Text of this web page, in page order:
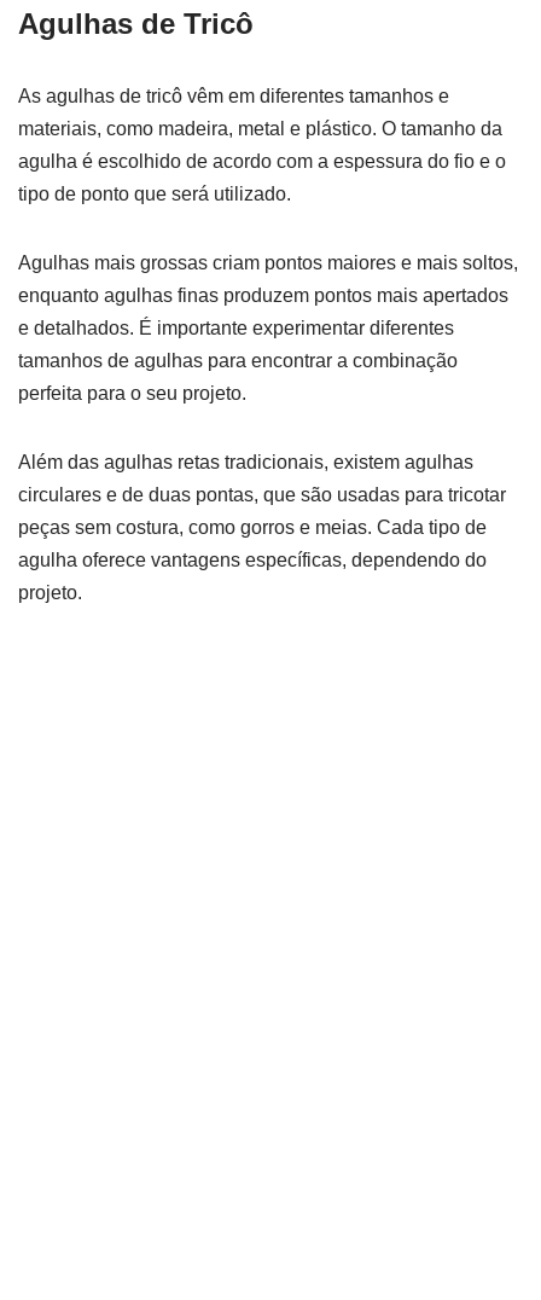
Agulhas de Tricô
As agulhas de tricô vêm em diferentes tamanhos e
materiais, como madeira, metal e plástico. O tamanho da
agulha é escolhido de acordo com a espessura do fio e o
tipo de ponto que será utilizado.
Agulhas mais grossas criam pontos maiores e mais soltos,
enquanto agulhas finas produzem pontos mais apertados
e detalhados. É importante experimentar diferentes
tamanhos de agulhas para encontrar a combinação
perfeita para o seu projeto.
Além das agulhas retas tradicionais, existem agulhas
circulares e de duas pontas, que são usadas para tricotar
peças sem costura, como gorros e meias. Cada tipo de
agulha oferece vantagens específicas, dependendo do
projeto.